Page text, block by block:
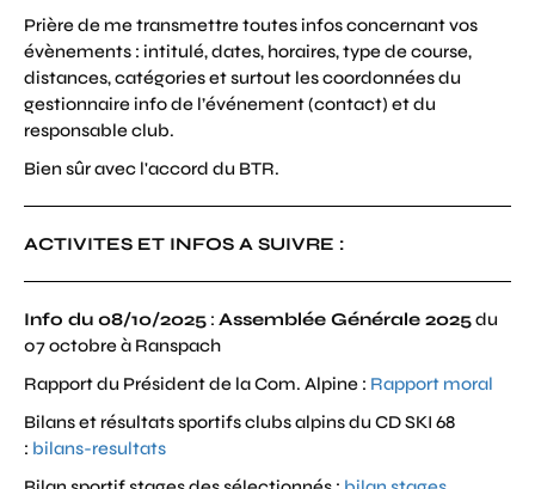
Prière de me transmettre toutes infos concernant vos
évènements : intitulé, dates, horaires, type de course,
distances, catégories et surtout les coordonnées du
gestionnaire info de l’événement (contact) et du
responsable club.
Bien sûr avec l'accord du BTR.
ACTIVITES ET INFOS A SUIVRE :
Info du 08/10/2025 : Assemblée Générale 2025du
07 octobre à Ranspach
Rapport du Président de la Com. Alpine : Rapport moral
Bilans et résultats sportifs clubs alpins du CD SKI 68
: bilans-resultats